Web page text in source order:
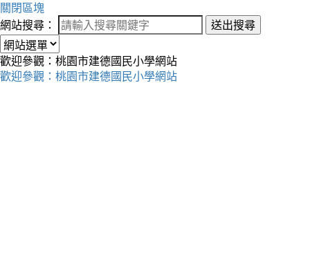
關閉區塊
網站搜尋：
送出搜尋
歡迎參觀：桃園市建德國民小學網站
歡迎參觀：桃園市建德國民小學網站